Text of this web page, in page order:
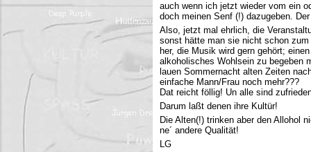
auch wenn ich jetzt wieder vom ein
doch meinen Senf (!) dazugeben.
Also, jetzt mal ehrlich, die
sonst hätte man sie nicht schon
her, die Musik wird gern gehört;
alkoholisches Wohlsein zu begeben
lauen Sommernacht alten Zeiten
einfache Mann/Frau noch mehr???
Dat reicht föllig! Un alle sind
Darum laßt denen ihre Kultür!
Die Alten(!) trinken aber den Allohol
ne´ andere Qualität!
LG